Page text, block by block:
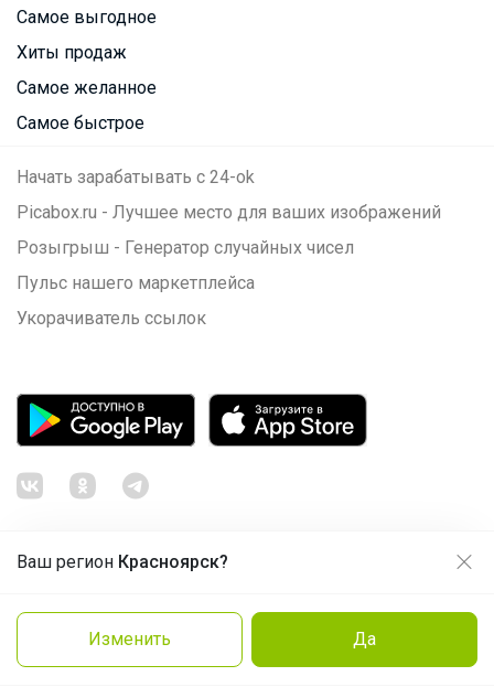
Ваш регион Красноярск?
Изменить Да
Самое выгодное
Хиты продаж
Самое желанное
Самое быстрое
Начать зарабатывать с 24-ok
Picabox.ru - Лучшее место для ваших изображений
Розыгрыш - Генератор случайных чисел
Пульс нашего маркетплейса
Укорачиватель ссылок
Политика конфиденциальности
Cоглашение пользователя
Продолжая использовать этот сайт и нажимая кнопку
Принять